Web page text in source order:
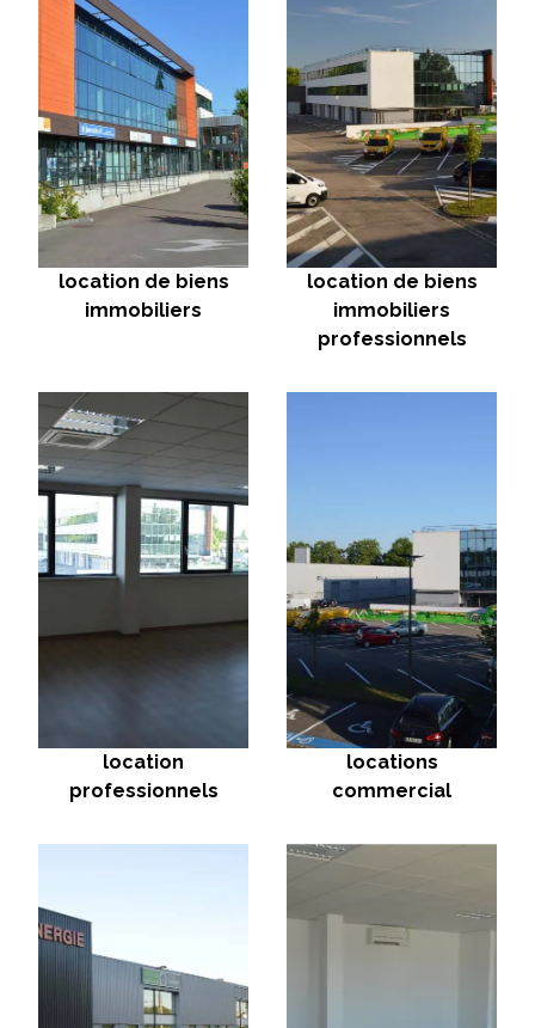
location de biens
immobiliers
location de biens
immobiliers
professionnels
location
professionnels
locations
commercial